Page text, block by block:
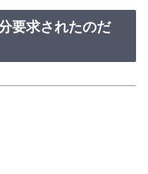
要求されたのだ